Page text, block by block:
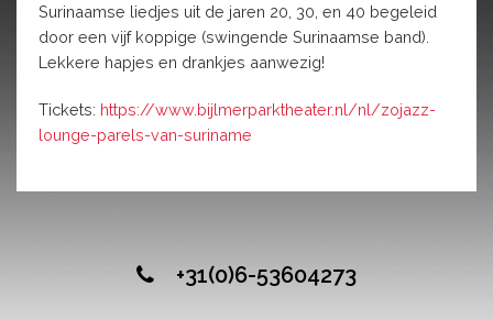
Surinaamse liedjes uit de jaren 20, 30, en 40 begeleid
door een vijf koppige (swingende Surinaamse band).
Lekkere hapjes en drankjes aanwezig!
Tickets: https://www.bijlmerparktheater.nl/nl/zojazz-
lounge-parels-van-suriname
+31(0)6-53604273